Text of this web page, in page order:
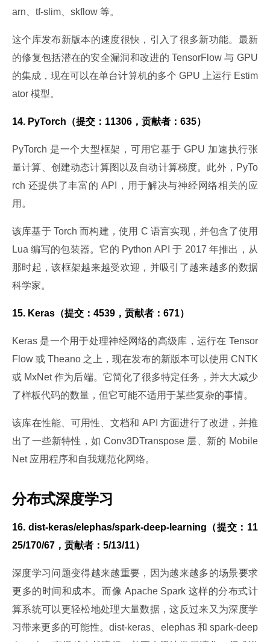
arn、tf-slim、skflow 等。
这个库发布新版本的速度很快，引入了很多新功能。最新
的修复包括潜在的安全漏洞和改进的 TensorFlow 与 GPU
的集成，现在可以在单台计算机的多个 GPU 上运行 Estim
ator 模型。
14. PyTorch（提交：11306，贡献者：635）
PyTorch 是一个大型框架，可用它基于 GPU 加速执行张
量计算、创建动态计算图以及自动计算梯度。此外，PyTo
rch 还提供了丰富的 API，用于解决与神经网络相关的应
用。
该库基于 Torch 而构建，使用 C 语言实现，并包含了使用
Lua 编写的包装器。它的 Python API 于 2017 年推出，从
那时起，该框架越来越受欢迎，并吸引了越来越多的数据
科学家。
15. Keras（提交：4539，贡献者：671）
Keras 是一个用于处理神经网络的高级库，运行在 Tensor
Flow 或 Theano 之上，现在发布的新版本可以使用 CNTK
或 MxNet 作为后端。它简化了很多特定任务，并大大减少
了样板代码的数量，但它可能不适用于某些复杂的事情。
该库在性能、可用性、文档和 API 方面进行了改进，并推
出了一些新特性，如 Conv3DTranspose 层、新的 Mobile
Net 应用程序和自我规范化网络。
分布式深度学习
16. dist-keras/elephas/spark-deep-learning（提交：11
25/170/67，贡献者：5/13/11）
深度学习问题变得越来越重要，因为越来越多的场景要求
更多的时间和成本。而像 Apache Spark 这样的分布式计
算系统可以更轻松地处理大量数据，这反过来又为深度学
习带来更多的可能性。dist-keras、elephas 和 spark-deep